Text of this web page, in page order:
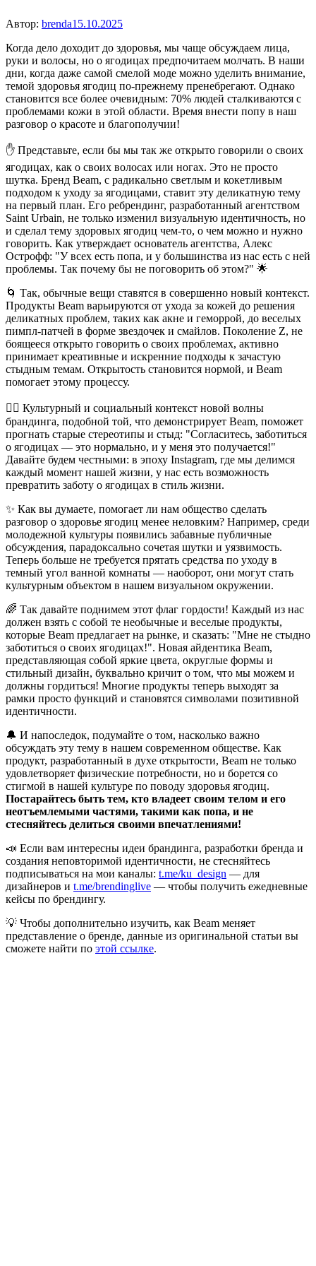
Автор: brenda15.10.2025
Когда дело доходит до здоровья, мы чаще обсуждаем лица,
руки и волосы, но о ягодицах предпочитаем молчать. В наши
дни, когда даже самой смелой моде можно уделить внимание,
темой здоровья ягодиц по-прежнему пренебрегают. Однако
становится все более очевидным: 70% людей сталкиваются с
проблемами кожи в этой области. Время внести попу в наш
разговор о красоте и благополучии!
✋ Представьте, если бы мы так же открыто говорили о своих
ягодицах, как о своих волосах или ногах. Это не просто
шутка. Бренд Beam, с радикально светлым и кокетливым
подходом к уходу за ягодицами, ставит эту деликатную тему
на первый план. Его ребрендинг, разработанный агентством
Saint Urbain, не только изменил визуальную идентичность, но
и сделал тему здоровых ягодиц чем-то, о чем можно и нужно
говорить. Как утверждает основатель агентства, Алекс
Острофф: "У всех есть попа, и у большинства из нас есть с ней
проблемы. Так почему бы не поговорить об этом?" 🌟
🌀 Так, обычные вещи ставятся в совершенно новый контекст.
Продукты Beam варьируются от ухода за кожей до решения
деликатных проблем, таких как акне и геморрой, до веселых
пимпл-патчей в форме звездочек и смайлов. Поколение Z, не
боящееся открыто говорить о своих проблемах, активно
принимает креативные и искренние подходы к зачастую
стыдным темам. Открытость становится нормой, и Beam
помогает этому процессу.
🤸‍♀️ Культурный и социальный контекст новой волны
брандинга, подобной той, что демонстрирует Beam, поможет
прогнать старые стереотипы и стыд: "Согласитесь, заботиться
о ягодицах — это нормально, и у меня это получается!"
Давайте будем честными: в эпоху Instagram, где мы делимся
каждый момент нашей жизни, у нас есть возможность
превратить заботу о ягодицах в стиль жизни.
✨ Как вы думаете, помогает ли нам общество сделать
разговор о здоровье ягодиц менее неловким? Например, среди
молодежной культуры появились забавные публичные
обсуждения, парадоксально сочетая шутки и уязвимость.
Теперь больше не требуется прятать средства по уходу в
темный угол ванной комнаты — наоборот, они могут стать
культурным объектом в нашем визуальном окружении.
🌈 Так давайте поднимем этот флаг гордости! Каждый из нас
должен взять с собой те необычные и веселые продукты,
которые Beam предлагает на рынке, и сказать: "Мне не стыдно
заботиться о своих ягодицах!". Новая айдентика Beam,
представляющая собой яркие цвета, округлые формы и
стильный дизайн, буквально кричит о том, что мы можем и
должны гордиться! Многие продукты теперь выходят за
рамки просто функций и становятся символами позитивной
идентичности.
🔔 И напоследок, подумайте о том, насколько важно
обсуждать эту тему в нашем современном обществе. Как
продукт, разработанный в духе открытости, Beam не только
удовлетворяет физические потребности, но и борется со
стигмой в нашей культуре по поводу здоровья ягодиц.
Постарайтесь быть тем, кто владеет своим телом и его
неотъемлемыми частями, такими как попа, и не
стесняйтесь делиться своими впечатлениями!
📣 Если вам интересны идеи брандинга, разработки бренда и
создания неповторимой идентичности, не стесняйтесь
подписываться на мои каналы: t.me/ku_design — для
дизайнеров и t.me/brendinglive — чтобы получить ежедневные
кейсы по брендингу.
💡 Чтобы дополнительно изучить, как Beam меняет
представление о бренде, данные из оригинальной статьи вы
сможете найти по этой ссылке.